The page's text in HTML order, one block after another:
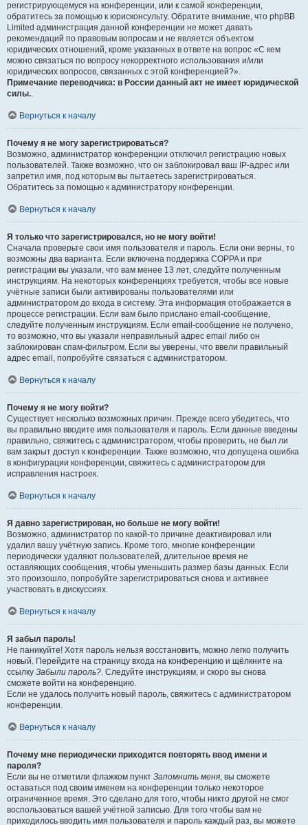
регистрирующемуся на конференции, или к самой конференции,
обратитесь за помощью к юрисконсульту. Обратите внимание, что phpBB
Limited администрация данной конференции не может давать
рекомендаций по правовым вопросам и не является объектом
юридических отношений, кроме указанных в ответе на вопрос «С кем
можно связаться по вопросу некорректного использования и/или
юридических вопросов, связанных с этой конференцией?».
Примечание переводчика: в России данный акт не имеет юридической
силы..
Вернуться к началу
Почему я не могу зарегистрироваться?
Возможно, администратор конференции отключил регистрацию новых
пользователей. Также возможно, что он заблокировал ваш IP-адрес или
запретил имя, под которым вы пытаетесь зарегистрироваться.
Обратитесь за помощью к администратору конференции.
Вернуться к началу
Я только что зарегистрировался, но не могу войти!
Сначала проверьте свои имя пользователя и пароль. Если они верны, то
возможны два варианта. Если включена поддержка COPPA и при
регистрации вы указали, что вам менее 13 лет, следуйте полученным
инструкциям. На некоторых конференциях требуется, чтобы все новые
учётные записи были активированы пользователями или
администратором до входа в систему. Эта информация отображается в
процессе регистрации. Если вам было прислано email-сообщение,
следуйте полученным инструкциям. Если email-сообщение не получено,
то возможно, что вы указали неправильный адрес email либо он
заблокирован спам-фильтром. Если вы уверены, что ввели правильный
адрес email, попробуйте связаться с администратором.
Вернуться к началу
Почему я не могу войти?
Существует несколько возможных причин. Прежде всего убедитесь, что
вы правильно вводите имя пользователя и пароль. Если данные введены
правильно, свяжитесь с администратором, чтобы проверить, не был ли
вам закрыт доступ к конференции. Также возможно, что допущена ошибка
в конфигурации конференции, свяжитесь с администратором для
исправления настроек.
Вернуться к началу
Я давно зарегистрирован, но больше не могу войти!
Возможно, администратор по какой-то причине деактивировал или
удалил вашу учётную запись. Кроме того, многие конференции
периодически удаляют пользователей, длительное время не
оставляющих сообщения, чтобы уменьшить размер базы данных. Если
это произошло, попробуйте зарегистрироваться снова и активнее
участвовать в дискуссиях.
Вернуться к началу
Я забыл пароль!
Не паникуйте! Хотя пароль нельзя восстановить, можно легко получить
новый. Перейдите на страницу входа на конференцию и щёлкните на
ссылку Забыли пароль?. Следуйте инструкциям, и скоро вы снова
сможете войти на конференцию.
Если не удалось получить новый пароль, свяжитесь с администратором
конференции.
Вернуться к началу
Почему мне периодически приходится повторять ввод имени и
пароля?
Если вы не отметили флажком пункт Запомнить меня, вы сможете
оставаться под своим именем на конференции только некоторое
ограниченное время. Это сделано для того, чтобы никто другой не смог
воспользоваться вашей учётной записью. Для того чтобы вам не
приходилось вводить имя пользователя и пароль каждый раз, вы можете